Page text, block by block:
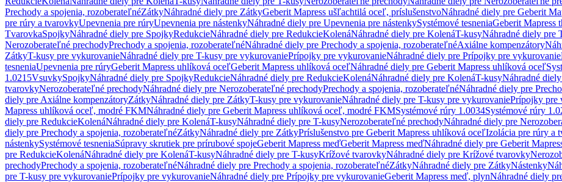
Prechody a spojenia, rozoberateľnéZátkyNáhradné diely pre ZátkyGeberit Mapress ušľachtilá oceľ, príslušenstvoNáhradné diely pre Geberit
pre rúry a tvarovkyUpevnenia pre rúryUpevnenia pre nástenkyNáhradné diely pre Upevnenia pre nástenkySystémové tesneniaGeberit Mapress
TvarovkaSpojkyNáhradné diely pre SpojkyRedukcieNáhradné diely pre RedukcieKolenáNáhradné diely pre KolenáT-kusyNáhradné diely pre
Nerozoberateľné prechodyPrechody a spojenia, rozoberateľnéNáhradné diely pre Prechody a spojenia, rozoberateľnéAxiálne kompenzátory
ZátkyT-kusy pre vykurovanieNáhradné diely pre T-kusy pre vykurovaniePrípojky pre vykurovanieNáhradné diely pre Prípojky pre vykurovanie
tesneniaUpevnenia pre rúryGeberit Mapress uhlíková oceľGeberit Mapress uhlíková oceľNáhradné diely pre Geberit Mapress uhlíková oceľ
1.0215VsuvkySpojkyNáhradné diely pre SpojkyRedukcieNáhradné diely pre RedukcieKolenáNáhradné diely pre KolenáT-kusyNáhradné
tvarovkyNerozoberateľné prechodyNáhradné diely pre Nerozoberateľné prechodyPrechody a spojenia, rozoberateľnéNáhradné diely pre
diely pre Axiálne kompenzátoryZátkyNáhradné diely pre ZátkyT-kusy pre vykurovanieNáhradné diely pre T-kusy pre vykurovaniePrípojky pre
Mapress uhlíková oceľ, modré FKMNáhradné diely pre Geberit Mapress uhlíková oceľ, modré FKMSystémové rúry 1.0034Systémové rúry
diely pre RedukcieKolenáNáhradné diely pre KolenáT-kusyNáhradné diely pre T-kusyNerozoberateľné prechodyNáhradné diely pre
diely pre Prechody a spojenia, rozoberateľnéZátkyNáhradné diely pre ZátkyPríslušenstvo pre Geberit Mapress uhlíková oceľIzolácia pre rúry a
nástenkySystémové tesneniaSúpravy skrutiek pre prírubové spojeGeberit Mapress meďGeberit Mapress meďNáhradné diely pre Geberit
pre RedukcieKolenáNáhradné diely pre KolenáT-kusyNáhradné diely pre T-kusyKrížové tvarovkyNáhradné diely pre Krížové tvarovky
prechodyPrechody a spojenia, rozoberateľnéNáhradné diely pre Prechody a spojenia, rozoberateľnéZátkyNáhradné diely pre ZátkyNástenky
pre T-kusy pre vykurovaniePrípojky pre vykurovanieNáhradné diely pre Prípojky pre vykurovanieGeberit Mapress meď, plynNáhradné diely